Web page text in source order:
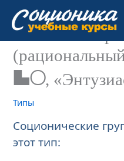
Перейти
содержимому
Этико-
ES,
Типы
Соционические
этот тип: